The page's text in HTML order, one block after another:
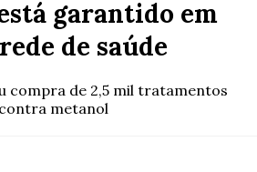
garantido em
de saúde
compra de 2,5 mil tratamentos
contra metanol